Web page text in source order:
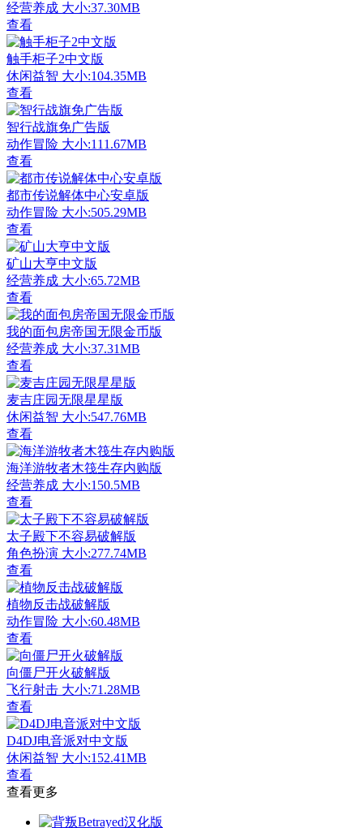
经营养成 大小:37.30MB
查看
触手柜子2中文版
休闲益智 大小:104.35MB
查看
智行战旗免广告版
动作冒险 大小:111.67MB
查看
都市传说解体中心安卓版
动作冒险 大小:505.29MB
查看
矿山大亨中文版
经营养成 大小:65.72MB
查看
我的面包房帝国无限金币版
经营养成 大小:37.31MB
查看
麦吉庄园无限星星版
休闲益智 大小:547.76MB
查看
海洋游牧者木筏生存内购版
经营养成 大小:150.5MB
查看
太子殿下不容易破解版
角色扮演 大小:277.74MB
查看
植物反击战破解版
动作冒险 大小:60.48MB
查看
向僵尸开火破解版
飞行射击 大小:71.28MB
查看
D4DJ电音派对中文版
休闲益智 大小:152.41MB
查看
查看更多